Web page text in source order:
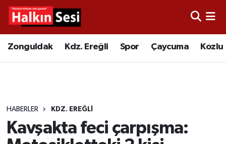
Zonguldak Kdz. Ereğli Spor Çaycuma Kozlu
HABERLER KDZ. EREĞLI
Kavşakta feci çarpışma:
Video
Çaycuma
Alaplı
Merkez Hava Durumu
Tüm Manşetler